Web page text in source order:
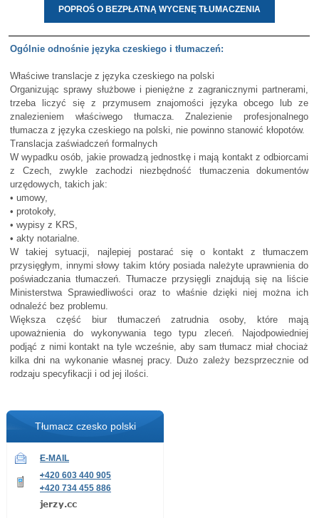
POPROŚ O BEZPŁATNĄ WYCENĘ TŁUMACZENIA
Ogólnie odnośnie języka czeskiego i tłumaczeń:
Właściwe translacje z języka czeskiego na polski
Organizując sprawy służbowe i pieniężne z zagranicznymi partnerami,
trzeba liczyć się z przymusem znajomości języka obcego lub ze
znalezieniem właściwego tłumacza. Znalezienie profesjonalnego
tłumacza z języka czeskiego na polski, nie powinno stanowić kłopotów.
Translacja zaświadczeń formalnych
W wypadku osób, jakie prowadzą jednostkę i mają kontakt z odbiorcami
z Czech, zwykle zachodzi niezbędność tłumaczenia dokumentów
urzędowych, takich jak:
• umowy,
• protokoły,
• wypisy z KRS,
• akty notarialne.
W takiej sytuacji, najlepiej postarać się o kontakt z tłumaczem
przysięgłym, innymi słowy takim który posiada należyte uprawnienia do
poświadczania tłumaczeń. Tłumacze przysięgli znajdują się na liście
Ministerstwa Sprawiedliwości oraz to właśnie dzięki niej można ich
odnaleźć bez problemu.
Większa część biur tłumaczeń zatrudnia osoby, które mają
upoważnienia do wykonywania tego typu zleceń. Najodpowiedniej
podjąć z nimi kontakt na tyle wcześnie, aby sam tłumacz miał chociaż
kilka dni na wykonanie własnej pracy. Dużo zależy bezsprzecznie od
rodzaju specyfikacji i od jej ilości.
Tłumacz czesko polski
E-MAIL
+420 603 440 905
+420 734 455 886